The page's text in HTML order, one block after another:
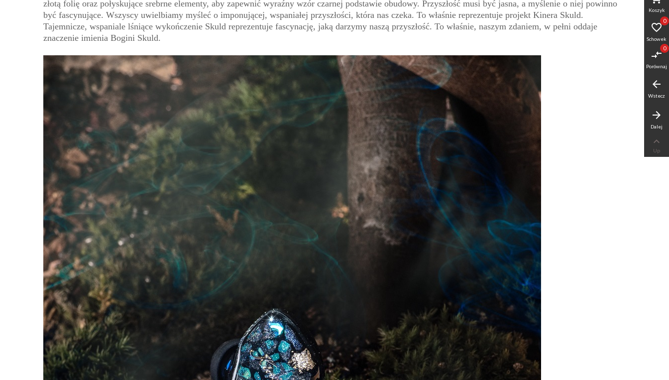
złotą folię oraz połyskujące srebrne elementy, aby zapewnić wyraźny wzór czarnej podstawie obudowy. Przyszłość musi być jasna, a myślenie o niej powinno
być fascynujące. Wszyscy uwielbiamy myśleć o imponującej, wspaniałej przyszłości, która nas czeka. To właśnie reprezentuje projekt Kinera Skuld.
Tajemnicze, wspaniale lśniące wykończenie Skuld reprezentuje fascynację, jaką darzymy naszą przyszłość. To właśnie, naszym zdaniem, w pełni oddaje
znaczenie imienia Bogini Skuld.
Koszyk

Schowek
0
compare_arrows
Porównaj
0
arrow_back
Wstecz
arrow_forward
Dalej

Up